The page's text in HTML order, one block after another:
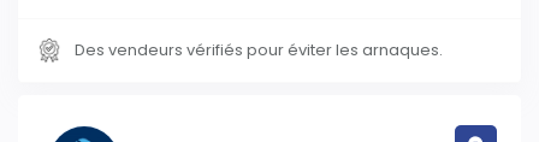
Des vendeurs vérifiés pour éviter les arnaques.